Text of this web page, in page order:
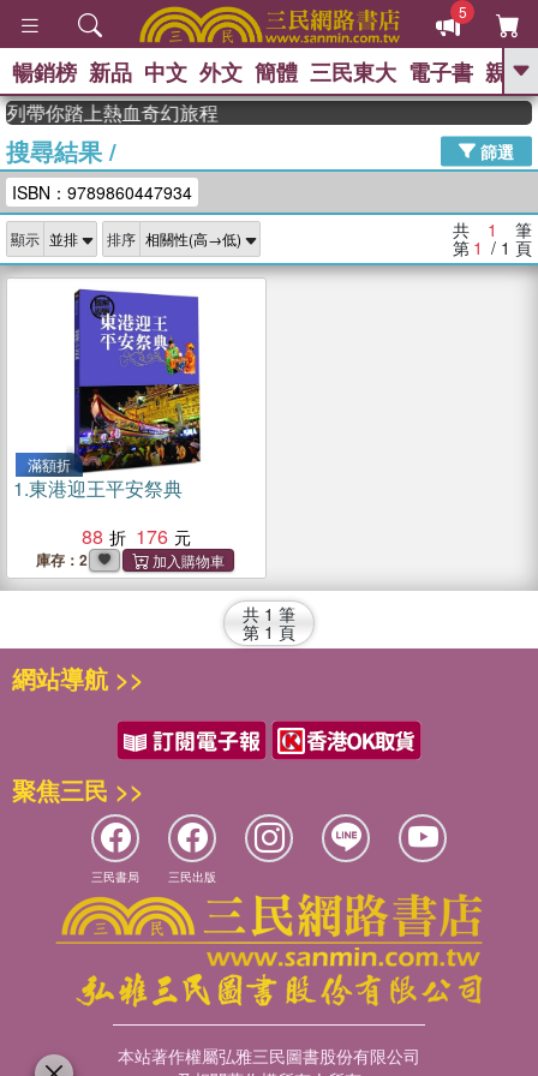
5
GO
高希均教授回憶錄
、 The Odyssey 、 父親節 、 如果歷
獎 臺灣漫遊錄 、 方念華 、 台灣的李
登輝時代
數學女孩：黎曼猜想 、
偉大的迷走神經
暢銷榜 新品 中文 外文 簡體 三民東大 電子書 親子
帶你踏上熱血奇幻旅程
搜尋結果/
篩選
ISBN：9789860447934
顯示 排序 共 1 筆
第 1 / 1 頁
滿額折
1.東港迎王平安祭典
88
176
庫存：2
共 1 筆
第 1 頁
網站導航 >>
聚焦三民 >>
三民書局 三民出版
本站著作權屬弘雅三民圖書股份有限公司